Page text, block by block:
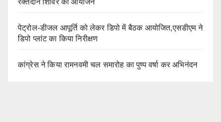
रक्तदान शिविर का आयोजन
पेट्रोल-डीजल आपूर्ति को लेकर डिपो में बैठक आयोजित,एसडीएम ने
डिपो प्लांट का किया निरीक्षण
कांग्रेस ने किया रामनवमी चल समारोह का पुष्प वर्षा कर अभिनंदन